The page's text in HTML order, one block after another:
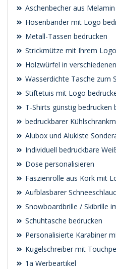
Aschenbecher aus
Hosenbänder mit Logo
Metall-Tassen bedrucken
Strickmütze mit Ihrem
Holzwürfel in
Wasserdichte Tasche zum
Stiftetuis mit Logo
T-Shirts günstig bedrucken
bedruckbarer
Alubox und Alukiste
Individuell bedruckbare
Dose personalisieren
Faszienrolle aus Kork mit
Aufblasbarer
Snowboardbrille / Skibrille
Schuhtasche bedrucken
Personalisierte Karabiner
Kugelschreiber mit
1a Werbeartikel